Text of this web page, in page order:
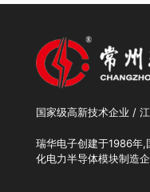
国家级高新技术企业 /
瑞华电子创建于1986年,
化电力半导体模块制造